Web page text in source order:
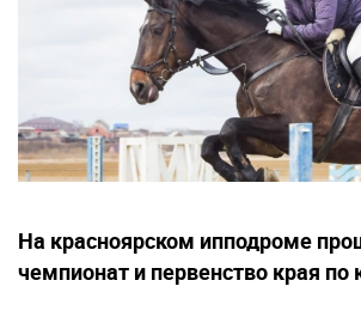
На красноярском ипподроме
чемпионат и первенство края по